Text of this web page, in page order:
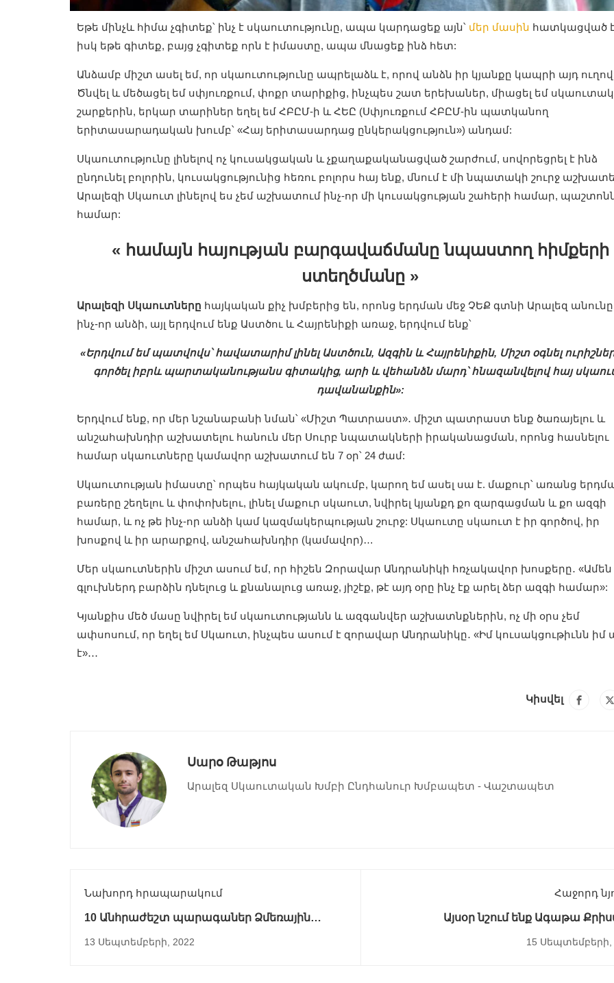
Եթե մինչև հիմա չգիտեք՝ ինչ է սկաուտությունը, ապա կարդացեք այն՝ մեր մասին հատկացված
իսկ եթե գիտեք, բայց չգիտեք որն է իմաստը, ապա մնացեք ինձ հետ:
Անձամբ միշտ ասել եմ, որ սկաուտությունը ապրելաձև է, որով անձն իր կյանքը կապրի այդ
Ծնվել և մեծացել եմ սփյուռքում, փոքր տարիքից, ինչպես շատ երեխաներ, միացել եմ
շարքերին, երկար տարիներ եղել եմ ՀԲԸՄ-ի և ՀԵԸ (Սփյուռքում ՀԲԸՄ-ին պատկանող
երիտասարադական խումբ՝ «Հայ երիտասարդաց ընկերակցություն») անդամ:
Սկաուտությունը լինելով ոչ կուսակցական և չքաղաքականացված շարժում, սովորեցրել է ինձ
ընդունել բոլորին, կուսակցությունից հեռու բոլորս հայ ենք, մնում է մի նպատակի շուրջ
Արալեզի Սկաուտ լինելով ես չեմ աշխատում ինչ-որ մի կուսակցության շահերի համար,
համար:
« համայն հայության բարգավաճմանը նպաստող հիմքերի
ստեղծմանը »
Արալեզի Սկաուտները հայկական քիչ խմբերից են, որոնց երդման մեջ ՉԵՔ գտնի Արալեզ
ինչ-որ անձի, այլ երդվում ենք Աստծու և Հայրենիքի առաջ, երդվում ենք՝
«Երդվում եմ պատվովս՝ հավատարիմ լինել Աստծուն, Ազգին և Հայրենիքին, Միշտ օգնել
գործել իբրև պարտականությանս գիտակից, արի և վեհանձն մարդ՝ հնազանվելով հայ
դավանանքին»:
Երդվում ենք, որ մեր նշանաբանի նման՝ «Միշտ Պատրաստ»․ միշտ պատրաստ ենք ծառայելու և
անշահախնդիր աշխատելու հանուն մեր Սուրբ նպատակների իրականացման, որոնց հասնելու
համար սկաուտները կամավոր աշխատում են 7 օր՝ 24 ժամ:
Սկաուտության իմաստը՝ որպես հայկական ակումբ, կարող եմ ասել սա է. մաքուր՝ առանց
բառերը շեղելու և փոփոխելու, լինել մաքուր սկաուտ, նվիրել կյանքդ քո զարգացման և քո ազգի
համար, և ոչ թե ինչ-որ անձի կամ կազմակերպության շուրջ: Սկաուտը սկաուտ է իր գործով, իր
խոսքով և իր արարքով, անշահախնդիր (կամավոր)…
Մեր սկաուտներին միշտ ասում եմ, որ հիշեն Զորավար Անդրանիկի հռչակավոր խոսքերը․ «Ամեն
գլուխներդ բարձին դնելուց և քնանալուց առաջ, յիշէք, թէ այդ օրը ինչ էք արել ձեր ազգի համար»:
Կյանքիս մեծ մասը նվիրել եմ սկաուտությանն և ազգանվեր աշխատնքներին, ոչ մի օրս չեմ
ափսոսում, որ եղել եմ Սկաուտ, ինչպես ասում է զորավար Անդրանիկը․ «Իմ կուսակցութիւնն իմ
է»․․․
Կիսվել
Սարօ Թաթյոս
Արալեզ Սկաուտական Խմբի Ընդհանուր Խմբապետ - Վաշտապետ
Նախորդ հրապարակում
10 Անհրաժեշտ պարագաներ Ձմեռային
13 Սեպտեմբերի, 2022
Հաջորդ
Այսօր նշում ենք Ագաթա
15 Սեպտեմբերի,